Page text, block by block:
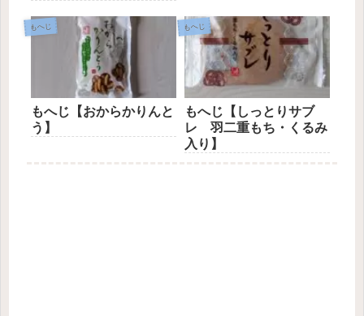
もへじ
もへじ【おからかりんと
う】
もへじ
もへじ【しっとりサブ
レ 羽二重もち・くるみ
入り】